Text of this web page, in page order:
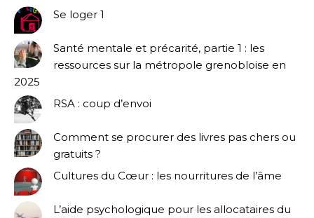
Se loger 1
Santé mentale et précarité, partie 1 : les
ressources sur la métropole grenobloise en
2025
RSA : coup d’envoi
Comment se procurer des livres pas chers ou
gratuits ?
Cultures du Cœur : les nourritures de l’âme
L’aide psychologique pour les allocataires du